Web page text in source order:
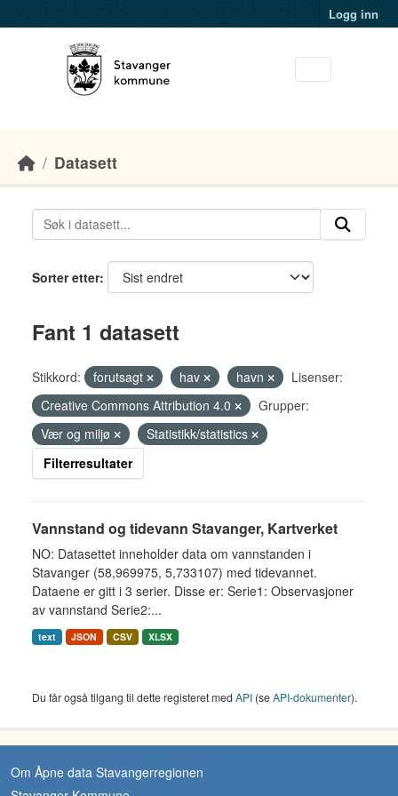
Logg inn
Datasett
Sorter etter
Fant 1 datasett
Stikkord: forutsagt hav havn
Lisenser:
Creative Commons Attribution 4.0
Grupper:
Vær og miljø
Statistikk/statistics
Filterresultater
Vannstand og tidevann Stavanger, Kartverket
NO: Datasettet inneholder data om vannstanden i
Stavanger (58,969975, 5,733107) med tidevannet.
Dataene er gitt i 3 serier. Disse er: Serie1: Observasjoner
av vannstand Serie2:...
text JSON CSV XLSX
Du får også tilgang til dette registeret med API (seAPI-dokumenter).
Om Åpne data Stavangerregionen